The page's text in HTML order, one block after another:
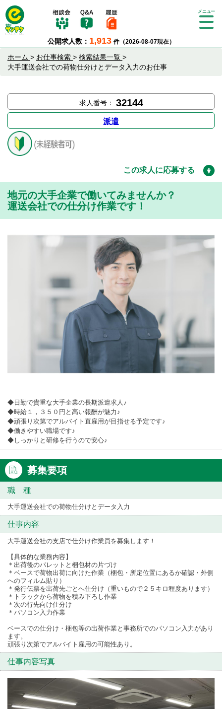
公開求人数： 1,913 件（2026-08-07現在）
Tog
ホーム > お仕事検索 > 検索結果一覧 >
大手運送会社での荷物仕分けとデータ入力のお仕事
求人番号： 32144
派遣
この求人に応募する
地元の大手企業で働いてみませんか？
運送会社での仕分け作業です！
◆日勤で貴重な大手企業の長期派遣求人♪
◆時給１，３５０円と高い報酬が魅力♪
◆頑張り次第でアルバイト直雇用が目指せる予定です♪
◆働きやすい職場です♪
◆しっかりと研修を行うので安心♪
募集要項
職 種
大手運送会社での荷物仕分けとデータ入力
仕事内容
大手運送会社の支店で仕分け作業員を募集します！
【具体的な業務内容】
＊出荷後のパレットと梱包材の片づけ
＊ベースで荷物出荷に向けた作業（梱包・所定位置にあるか確認・外側
へのフィルム貼り）
＊発行伝票を出荷先ごとへ仕分け（重いもので２５キロ程度あります）
＊トラックから荷物を積み下ろし作業
＊次の行先向け仕分け
＊パソコン入力作業
ベースでの仕分け・梱包等の出荷作業と事務所でのパソコン入力があり
ます。
頑張り次第でアルバイト雇用の可能性あり。
仕事内容写真